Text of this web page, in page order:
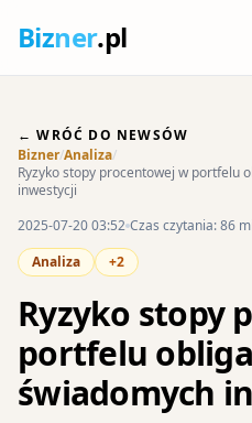
Bizner.pl
← WRÓĆ DO NEWSÓW
Bizner/Analiza/
Ryzyko stopy procentowej w portfelu
inwestycji
2025-07-20 03:52 Czas czytania: 86
Analiza
+2
Ryzyko stopy
portfelu
świadomych